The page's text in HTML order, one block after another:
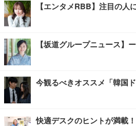
【エンタメRBB】注目の人
【坂道グループニュース】
今観るべきオススメ「韓国ド
快適デスクのヒントが満載